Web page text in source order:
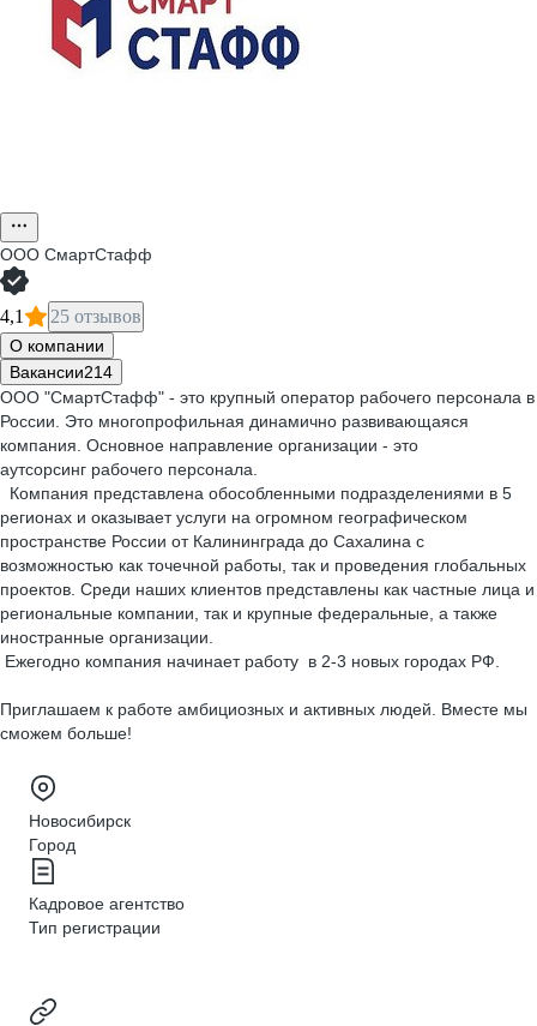
ООО СмартСтафф
4,1 25 отзывов
О компании
Вакансии214
ООО "СмартСтафф" - это крупный оператор рабочего персонала в
России. Это многопрофильная динамично развивающаяся
компания. Основное направление организации - это
аутсорсинг рабочего персонала.
Компания представлена обособленными подразделениями в 5
регионах и оказывает услуги на огромном географическом
пространстве России от Калининграда до Сахалина с
возможностью как точечной работы, так и проведения глобальных
проектов. Среди наших клиентов представлены как частные лица и
региональные компании, так и крупные федеральные, а также
иностранные организации.
Ежегодно компания начинает работу в 2-3 новых городах РФ.
Приглашаем к работе амбициозных и активных людей. Вместе мы
сможем больше!
Новосибирск
Город
Кадровое агентство
Тип регистрации